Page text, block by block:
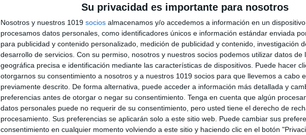
Su privacidad es importante para nosotros
Nosotros y nuestros 1019 socios almacenamos y/o accedemos a información en un
procesamos datos personales, como identificadores únicos e información estándar enviada
para publicidad y contenido personalizado, medición de publicidad y contenido, investigación
desarrollo de servicios. Con su permiso, nosotros y nuestros socios podemos utilizar datos de
geográfica precisa e identificación mediante las características de dispositivos. Puede hacer
otorgarnos su consentimiento a nosotros y a nuestros 1019 socios para que llevemos a cabo
previamente descrito. De forma alternativa, puede acceder a información más detallada y
preferencias antes de otorgar o negar su consentimiento. Tenga en cuenta que algún
datos personales puede no requerir de su consentimiento, pero usted tiene el derecho de
procesamiento. Sus preferencias se aplicarán solo a este sitio web. Puede cambiar sus
consentimiento en cualquier momento volviendo a este sitio y haciendo clic en el botón